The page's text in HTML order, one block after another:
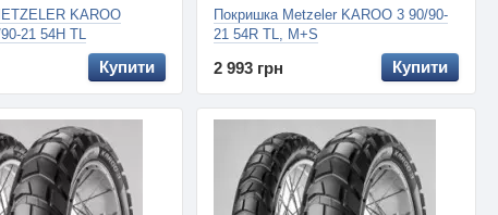
KAROO
21 54H TL
Купити
Покришка Metzeler KAROO 3 90/90-
21 54R TL, M+S
2 993 грн Купити